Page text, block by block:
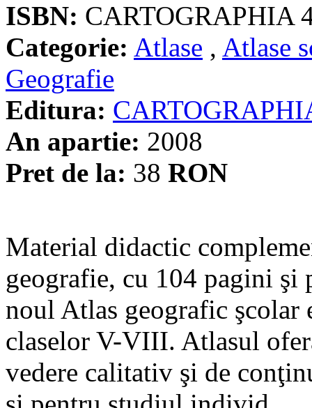
ISBN: CARTOGRAPHIA
Categorie: Atlase , Atlase
Geografie
Editura:
An apartie: 2008
Pret de la: 38 RON
Material didactic
geografie, cu 104 pagini şi
noul Atlas geografic şcolar
claselor V-VIII. Atlasul
vedere calitativ şi de